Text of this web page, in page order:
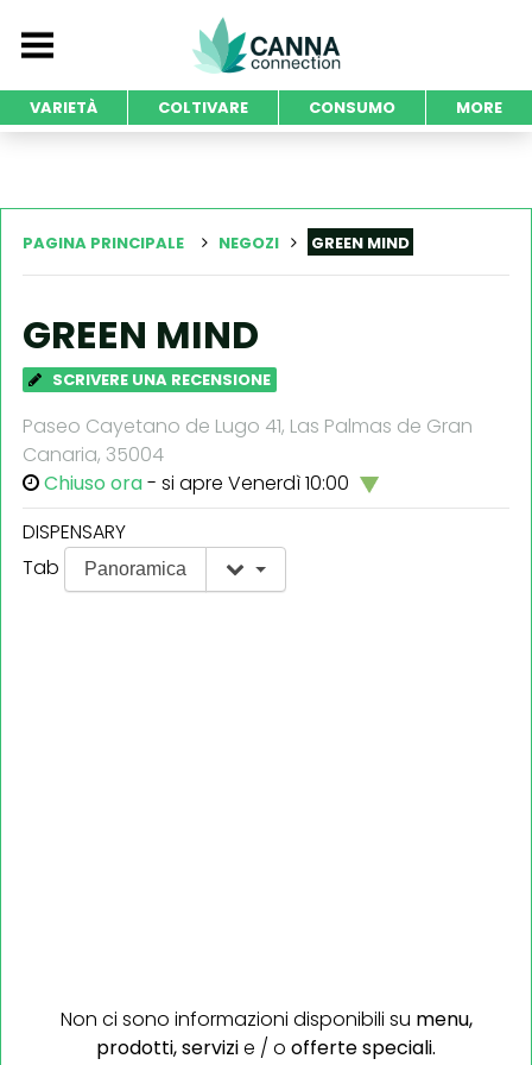
VARIETÀ COLTIVARE CONSUMO MORE
PAGINA PRINCIPALE NEGOZI GREEN MIND
GREEN MIND
SCRIVERE UNA RECENSIONE
Paseo Cayetano de Lugo 41, Las Palmas de Gran
Canaria, 35004
Chiuso ora- si apre Venerdì 10:00
DISPENSARY
Tab
Panoramica
Non ci sono informazioni disponibili su menu,
prodotti,servizie / o offerte speciali.